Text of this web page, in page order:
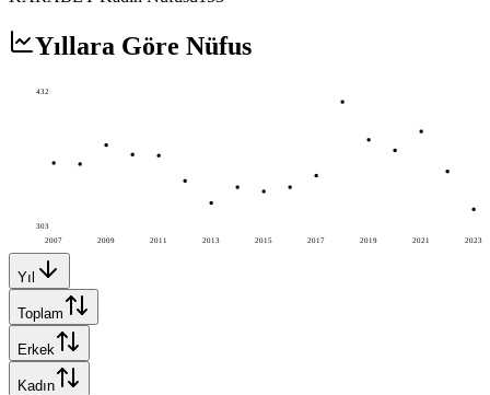
Yıllara Göre Nüfus
2007 2009 2011 2013 2015 2017 2019 2021 2023
432
303
Yıl
Toplam
Erkek
Kadın